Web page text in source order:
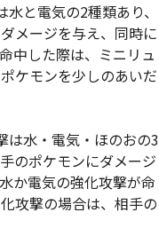
と電気の2種類あり、
メージを与え、同時に
中した際は、ミニリュ
ケモンを少しのあいだ
は水・電気・ほのおの3
のポケモンにダメージ
か電気の強化攻撃が命
攻撃の場合は、相手の